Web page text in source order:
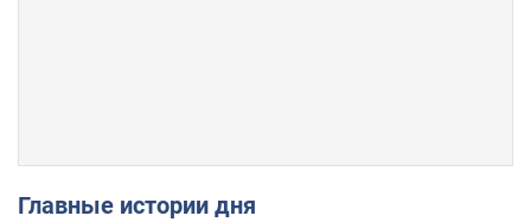
Главные истории дня